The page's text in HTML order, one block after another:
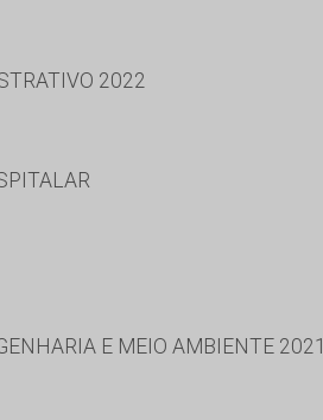
2022
E MEIO AMBIENTE 2021